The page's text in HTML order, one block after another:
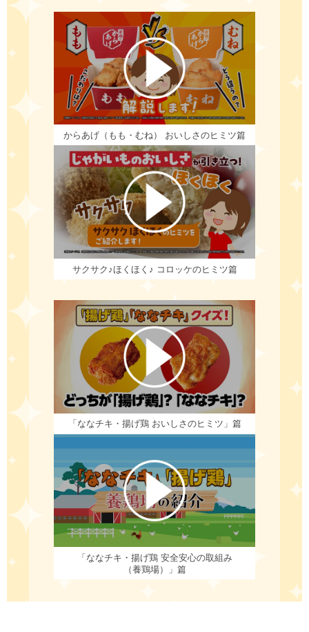
からあげ（もも・むね） おいしさのヒミツ篇
サクサク♪ほくほく♪ コロッケのヒミツ篇
「ななチキ・揚げ鶏 おいしさのヒミツ」篇
「ななチキ・揚げ鶏 安全安心の取組み
（養鶏場）」篇